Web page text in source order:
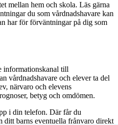
mellan hem och skola. Läs gärna
du som vårdnadshavare kan
har för förväntningar på dig som
informationskanal till
vårdnadshavare och elever ta del
närvaro och elevens
betyg och omdömen.
i din telefon. Där får du
ditt barns eventuella frånvaro direkt